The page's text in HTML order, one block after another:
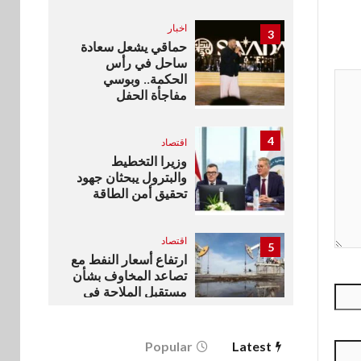
3 اخبار
حماقي يشعل سعادة
ساحل في رأس
الحكمة.. وبوسي
مفاجأة الحفل
4 اقتصاد
وزيرا التخطيط
والبترول يبحثان جهود
تحقيق أمن الطاقة
5 اقتصاد
ارتفاع أسعار النفط مع
تصاعد المخاوف بشأن
مستقبل الملاحة في
بنوك Latest
Popular